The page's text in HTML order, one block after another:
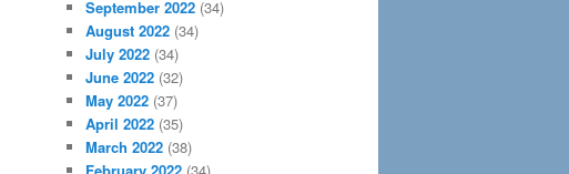
September 2022 (34)
August 2022 (34)
July 2022 (34)
June 2022 (32)
May 2022 (37)
April 2022 (35)
March 2022 (38)